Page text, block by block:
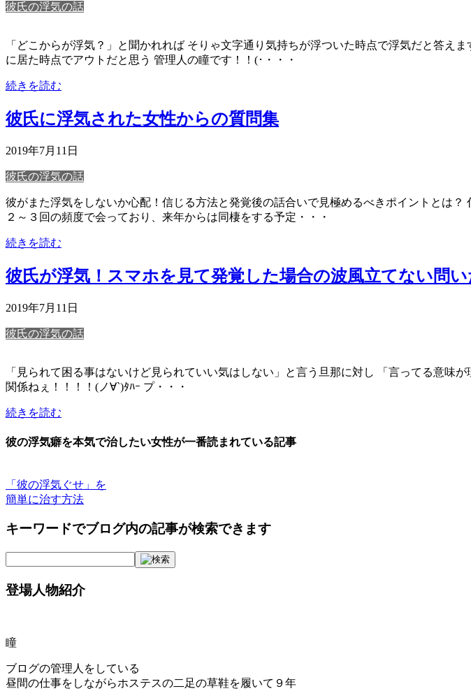
彼氏の浮気の話
「どこからが浮気？」と聞かれれば そりゃ文字通り気持ちが浮ついた時点で浮気だと答
に居た時点でアウトだと思う 管理人の瞳です！！(･・・・
続きを読む
彼氏に浮気された女性からの質問集
2019年7月11日
彼氏の浮気の話
彼がまた浮気をしないか心配！信じる方法と発覚後の話合いで見極めるべきポイントとは
２～３回の頻度で会っており、来年からは同棲をする予定・・・
続きを読む
彼氏が浮気！スマホを見て発覚した場合の波風立てない問
2019年7月11日
彼氏の浮気の話
「見られて困る事はないけど見られていい気はしない」と言う旦那に対し 「言ってる意味
関係ねぇ！！！！(ノ∀`)ﾀﾊｰ プ・・・
続きを読む
彼の浮気癖を本気で治したい女性が一番読まれている記事
「彼の浮気ぐせ」を
簡単に治す方法
キーワードでブログ内の記事が検索できます
登場人物紹介
瞳
ブログの管理人をしている
昼間の仕事をしながらホステスの二足の草鞋を履いて９年